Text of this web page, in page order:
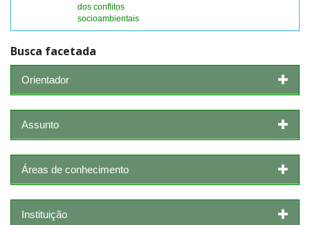
dos conflitos
socioambientais
Busca facetada
Orientador
Assunto
Áreas de conhecimento
Instituição